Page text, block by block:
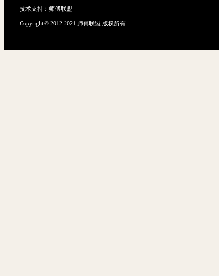
技术支持： 师傅联盟
Copyright © 2012-2021 师傅联盟 版权所有